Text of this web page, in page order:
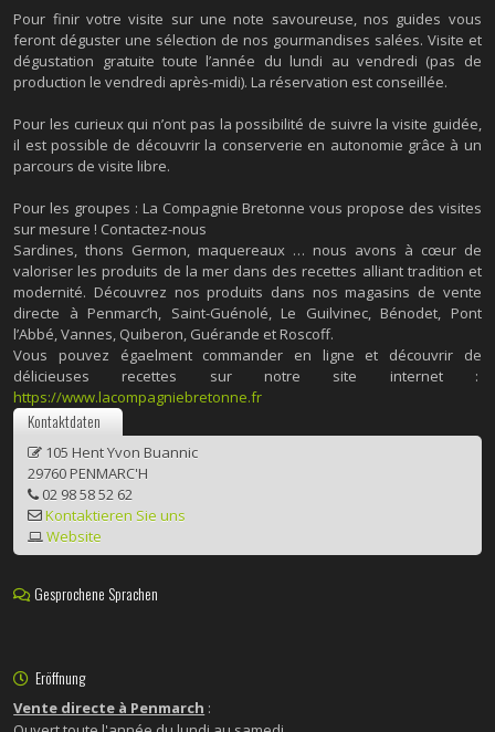
Pour finir votre visite sur une note savoureuse, nos guides vous
feront déguster une sélection de nos gourmandises salées. Visite et
dégustation gratuite toute l’année du lundi au vendredi (pas de
production le vendredi après-midi). La réservation est conseillée.
Pour les curieux qui n’ont pas la possibilité de suivre la visite guidée,
il est possible de découvrir la conserverie en autonomie grâce à un
parcours de visite libre.
Pour les groupes : La Compagnie Bretonne vous propose des visites
sur mesure ! Contactez-nous
Sardines, thons Germon, maquereaux … nous avons à cœur de
valoriser les produits de la mer dans des recettes alliant tradition et
modernité. Découvrez nos produits dans nos magasins de vente
directe à Penmarc’h, Saint-Guénolé, Le Guilvinec, Bénodet, Pont
l’Abbé, Vannes, Quiberon, Guérande et Roscoff.
Vous pouvez égaelment commander en ligne et découvrir de
délicieuses recettes sur notre site internet :
https://www.lacompagniebretonne.fr
Kontaktdaten
105 Hent Yvon Buannic
29760 PENMARC'H
02 98 58 52 62
Kontaktieren Sie uns
Website
Gesprochene Sprachen
Eröffnung
Vente directe à Penmarch :